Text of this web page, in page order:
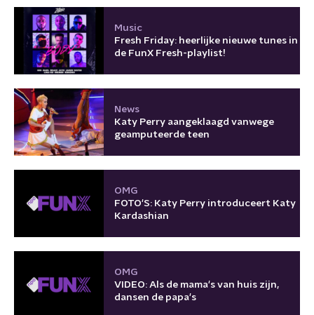
Music
Fresh Friday: heerlijke nieuwe tunes in
de FunX Fresh-playlist!
News
Katy Perry aangeklaagd vanwege
geamputeerde teen
OMG
FOTO'S: Katy Perry introduceert Katy
Kardashian
OMG
VIDEO: Als de mama's van huis zijn,
dansen de papa's